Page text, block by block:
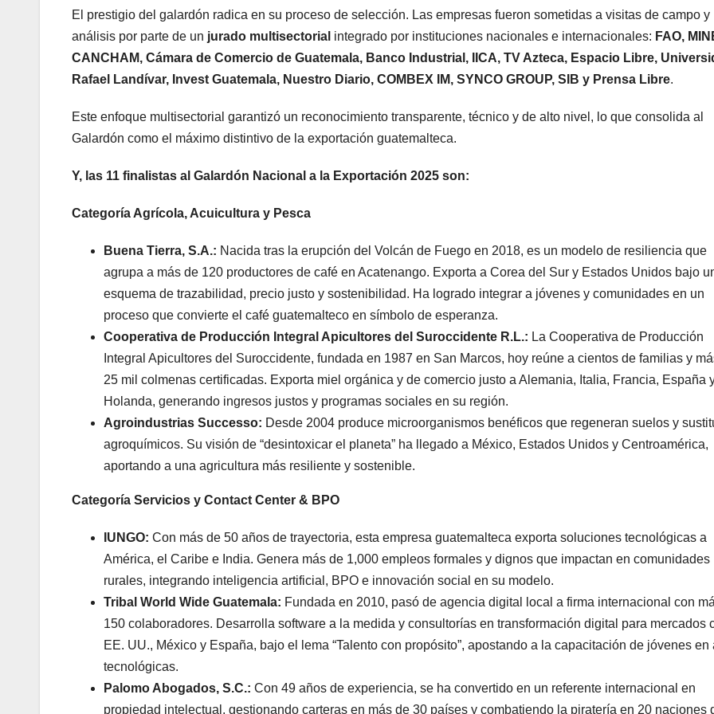
El prestigio del galardón radica en su proceso de selección. Las empresas fueron sometidas a visitas de campo y
análisis por parte de un jurado multisectorial integrado por instituciones nacionales e internacionales: FAO,
CANCHAM, Cámara de Comercio de Guatemala, Banco Industrial, IICA, TV Azteca, Espacio Libre,
Rafael Landívar, Invest Guatemala, Nuestro Diario, COMBEX IM, SYNCO GROUP, SIB y Prensa Libre.
Este enfoque multisectorial garantizó un reconocimiento transparente, técnico y de alto nivel, lo que consolida al
Galardón como el máximo distintivo de la exportación guatemalteca.
Y, las 11 finalistas al Galardón Nacional a la Exportación 2025 son:
Categoría Agrícola, Acuicultura y Pesca
Buena Tierra, S.A.: Nacida tras la erupción del Volcán de Fuego en 2018, es un modelo de resiliencia que
agrupa a más de 120 productores de café en Acatenango. Exporta a Corea del Sur y Estados Unidos bajo
esquema de trazabilidad, precio justo y sostenibilidad. Ha logrado integrar a jóvenes y comunidades en un
proceso que convierte el café guatemalteco en símbolo de esperanza.
Cooperativa de Producción Integral Apicultores del Suroccidente R.L.: La Cooperativa de Producción
Integral Apicultores del Suroccidente, fundada en 1987 en San Marcos, hoy reúne a cientos de familias y
25 mil colmenas certificadas. Exporta miel orgánica y de comercio justo a Alemania, Italia, Francia, España
Holanda, generando ingresos justos y programas sociales en su región.
Agroindustrias Successo: Desde 2004 produce microorganismos benéficos que regeneran suelos y
agroquímicos. Su visión de “desintoxicar el planeta” ha llegado a México, Estados Unidos y Centroamérica,
aportando a una agricultura más resiliente y sostenible.
Categoría Servicios y Contact Center & BPO
IUNGO: Con más de 50 años de trayectoria, esta empresa guatemalteca exporta soluciones tecnológicas a
América, el Caribe e India. Genera más de 1,000 empleos formales y dignos que impactan en comunidades
rurales, integrando inteligencia artificial, BPO e innovación social en su modelo.
Tribal World Wide Guatemala: Fundada en 2010, pasó de agencia digital local a firma internacional con
150 colaboradores. Desarrolla software a la medida y consultorías en transformación digital para mercados
EE. UU., México y España, bajo el lema “Talento con propósito”, apostando a la capacitación de jóvenes en
tecnológicas.
Palomo Abogados, S.C.: Con 49 años de experiencia, se ha convertido en un referente internacional en
propiedad intelectual, gestionando carteras en más de 30 países y combatiendo la piratería en 20 naciones